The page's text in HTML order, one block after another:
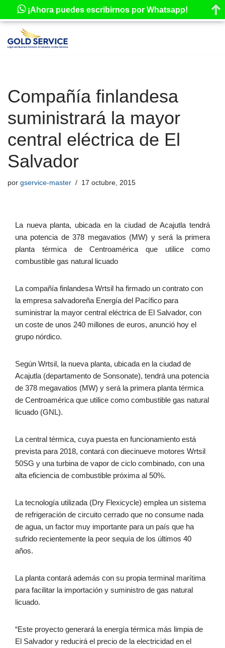
Saltar
Compañía finlandesa
suministrará la mayor
central eléctrica de El
Salvador
por gservice-master 17 octubre, 2015
La nueva planta, ubicada en la ciudad de Acajutla tendrá
una potencia de 378 megavatios (MW) y será la primera
planta térmica de Centroamérica que utilice como
combustible gas natural licuado
La compañía finlandesa Wrtsil ha firmado un contrato con
la empresa salvadoreña Energía del Pacífico para
suministrar la mayor central eléctrica de El Salvador, con
un coste de unos 240 millones de euros, anunció hoy el
grupo nórdico.
Según Wrtsil, la nueva planta, ubicada en la ciudad de
Acajutla (departamento de Sonsonate), tendrá una potencia
de 378 megavatios (MW) y será la primera planta térmica
de Centroamérica que utilice como combustible gas natural
licuado (GNL).
La central térmica, cuya puesta en funcionamiento está
prevista para 2018, contará con diecinueve motores Wrtsil
50SG y una turbina de vapor de ciclo combinado, con una
alta eficiencia de combustible próxima al 50%.
La tecnología utilizada (Dry Flexicycle) emplea un sistema
de refrigeración de circuito cerrado que no consume nada
de agua, un factor muy importante para un país que ha
sufrido recientemente la peor sequía de los últimos 40
años.
La planta contará además con su propia terminal marítima
para facilitar la importación y suministro de gas natural
licuado.
“Este proyecto generará la energía térmica más limpia de
El Salvador y reducirá el precio de la electricidad en el
¡Ahora puedes escribirnos por Whatsapp!